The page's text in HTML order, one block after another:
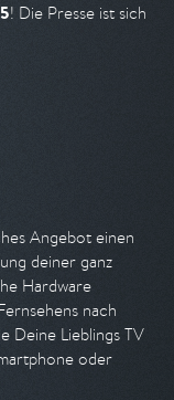
! Die Presse ist sich
Angebot einen
deiner ganz
Hardware
nach
Deine Lieblings TV
oder